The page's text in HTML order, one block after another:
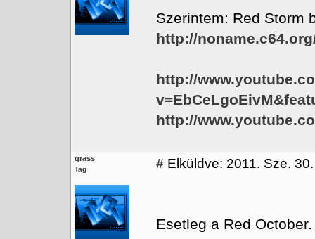
Szerintem: Red Storm
http://
http://
http://
grass
Tag # Elküldve: 2011. Sze.
Esetleg a Red October.